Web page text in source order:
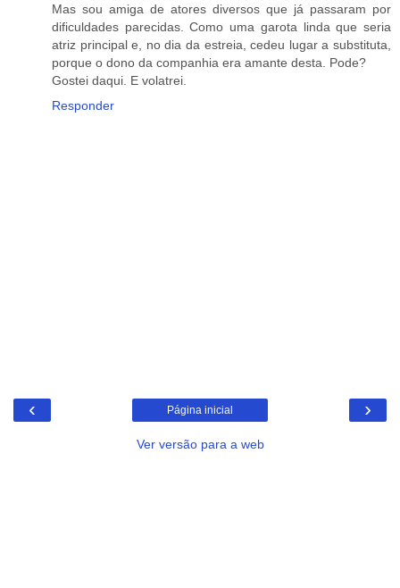
Mas sou amiga de atores diversos que já passaram por
dificuldades parecidas. Como uma garota linda que seria
atriz principal e, no dia da estreia, cedeu lugar a substituta,
porque o dono da companhia era amante desta. Pode?
Gostei daqui. E volatrei.
Responder
‹ ›
Página inicial
Ver versão para a web